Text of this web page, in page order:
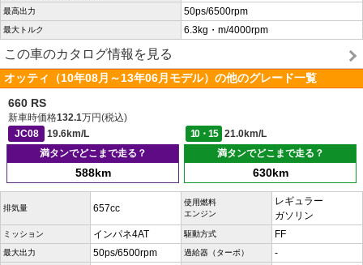
最高出力 50ps/6500rpm
最大トルク 6.3kg・m/4000rpm
この車のカタログ情報を見る
オッティ（10年08月～13年06月モデル）の他のグレード一覧
660 RS
新車時価格132.1万円(税込)
JC08
19.6km/L 10・15
21.0km/L
満タンでどこまで走る？
588km
満タンでどこまで走る？
630km
排気量 657cc
使用燃料
エンジン
レギュラー
ガソリン
ミッション インパネ4AT 駆動方式 FF
最大出力 50ps/6500rpm 過給器（ターボ） -